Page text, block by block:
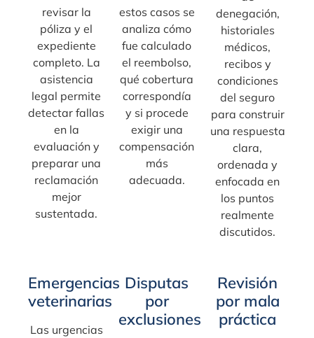
revisar la
póliza y el
expediente
completo. La
asistencia
legal permite
detectar fallas
en la
evaluación y
preparar una
reclamación
mejor
sustentada.
estos casos se
analiza cómo
fue calculado
el reembolso,
qué cobertura
correspondía
y si procede
exigir una
compensación
más
adecuada.
denegación,
historiales
médicos,
recibos y
condiciones
del seguro
para construir
una respuesta
clara,
ordenada y
enfocada en
los puntos
realmente
discutidos.
Emergencias
veterinarias
Las urgencias
Disputas
por
exclusiones
Revisión
por mala
práctica